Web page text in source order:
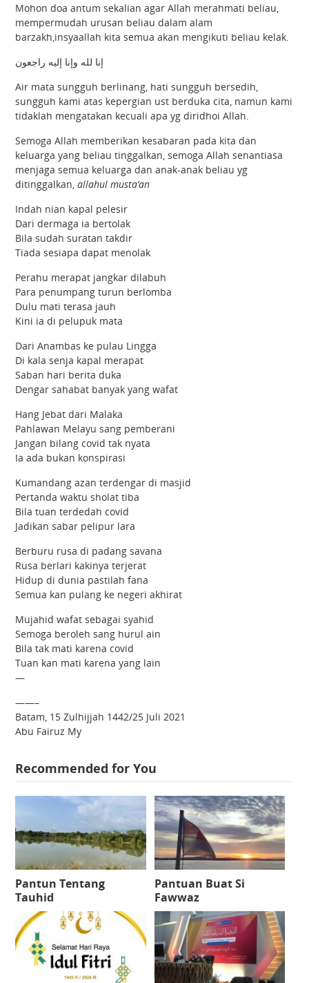
Mohon doa antum sekalian agar Allah merahmati beliau,
mempermudah urusan beliau dalam alam
barzakh,insyaallah kita semua akan mengikuti beliau kelak.
إنا لله وإنا إليه راجعون
Air mata sungguh berlinang, hati sungguh bersedih,
sungguh kami atas kepergian ust berduka cita, namun kami
tidaklah mengatakan kecuali apa yg diridhoi Allah.
Semoga Allah memberikan kesabaran pada kita dan
keluarga yang beliau tinggalkan, semoga Allah senantiasa
menjaga semua keluarga dan anak-anak beliau yg
ditinggalkan,allahul musta’an
Indah nian kapal pelesir
Dari dermaga ia bertolak
Bila sudah suratan takdir
Tiada sesiapa dapat menolak
Perahu merapat jangkar dilabuh
Para penumpang turun berlomba
Dulu mati terasa jauh
Kini ia di pelupuk mata
Dari Anambas ke pulau Lingga
Di kala senja kapal merapat
Saban hari berita duka
Dengar sahabat banyak yang wafat
Hang Jebat dari Malaka
Pahlawan Melayu sang pemberani
Jangan bilang covid tak nyata
Ia ada bukan konspirasi
Kumandang azan terdengar di masjid
Pertanda waktu sholat tiba
Bila tuan terdedah covid
Jadikan sabar pelipur lara
Berburu rusa di padang savana
Rusa berlari kakinya terjerat
Hidup di dunia pastilah fana
Semua kan pulang ke negeri akhirat
Mujahid wafat sebagai syahid
Semoga beroleh sang hurul ain
Bila tak mati karena covid
Tuan kan mati karena yang lain
—
——–
Batam, 15 Zulhijjah 1442/25 Juli 2021
Abu Fairuz My
Recommended for You
Pantun Tentang
Tauhid
Pantuan Buat Si
Fawwaz